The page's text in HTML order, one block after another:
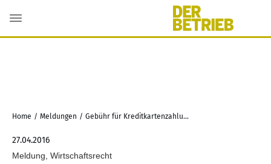
Home / Meldungen / Gebühr für Kreditkartenzahlung unzulässig?
27.04.2016
Meldung, Wirtschaftsrecht